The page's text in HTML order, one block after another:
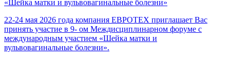
«Шейка матки и вульвовагинальные болезни»
22-24 мая 2026 года компания ЕВРОТЕХ приглашает Вас
принять участие в 9- ом Междисциплинарном форуме с
международным участием «Шейка матки и
вульвовагинальные болезни».